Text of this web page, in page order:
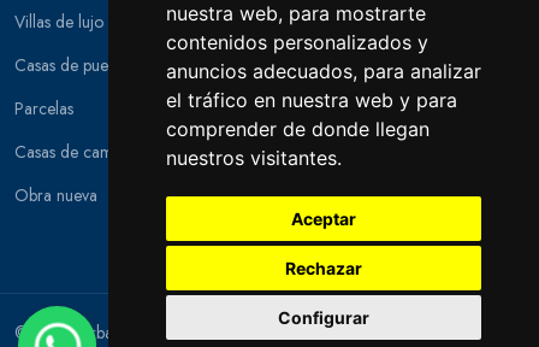
nuestra web, para mostrarte
contenidos personalizados y
anuncios adecuados, para analizar
el tráfico en nuestra web y para
comprender de donde llegan
nuestros visitantes.
Aceptar
Rechazar
Configurar
Villas de lujo
Casas de pueblo
Parcelas
Casas de campo
Obra nueva
© 2026 Urban Houses. Todos los derechos reservados. Aviso legal y